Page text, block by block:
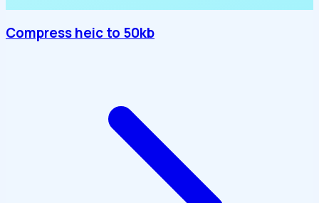
Compress heic to 50kb